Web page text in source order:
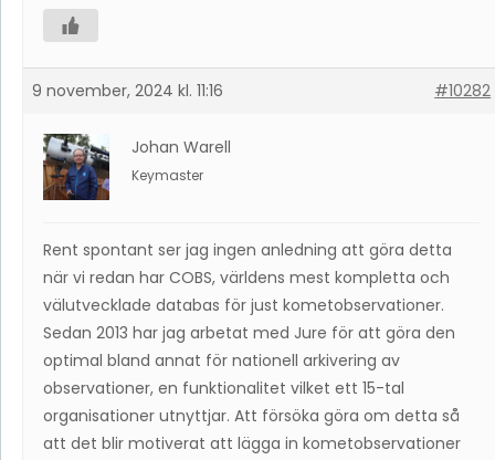
9 november, 2024 kl. 11:16 #10282
Johan Warell
Keymaster
Rent spontant ser jag ingen anledning att göra detta
när vi redan har COBS, världens mest kompletta och
välutvecklade databas för just kometobservationer.
Sedan 2013 har jag arbetat med Jure för att göra den
optimal bland annat för nationell arkivering av
observationer, en funktionalitet vilket ett 15-tal
organisationer utnyttjar. Att försöka göra om detta så
att det blir motiverat att lägga in kometobservationer